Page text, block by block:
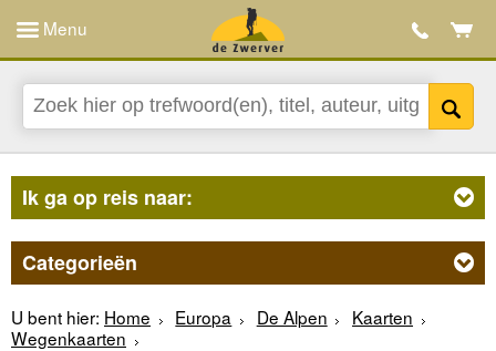
Menu
Ik ga op reis naar:
Categorieën
U bent hier: Home Europa De Alpen
Kaarten
Wegenkaarten